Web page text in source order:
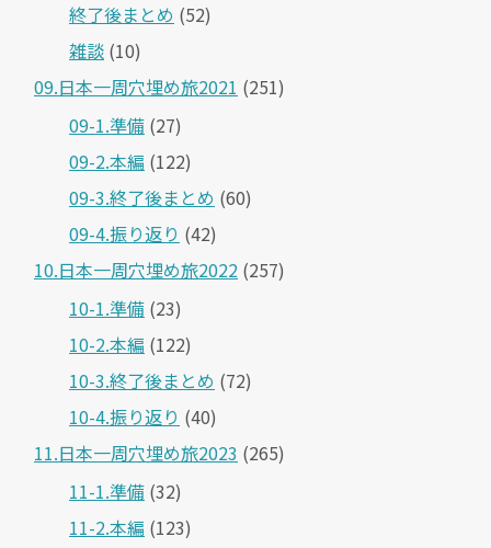
終了後まとめ (52)
雑談 (10)
09.日本一周穴埋め旅2021 (251)
09-1.準備 (27)
09-2.本編 (122)
09-3.終了後まとめ (60)
09-4.振り返り (42)
10.日本一周穴埋め旅2022 (257)
10-1.準備 (23)
10-2.本編 (122)
10-3.終了後まとめ (72)
10-4.振り返り (40)
11.日本一周穴埋め旅2023 (265)
11-1.準備 (32)
11-2.本編 (123)